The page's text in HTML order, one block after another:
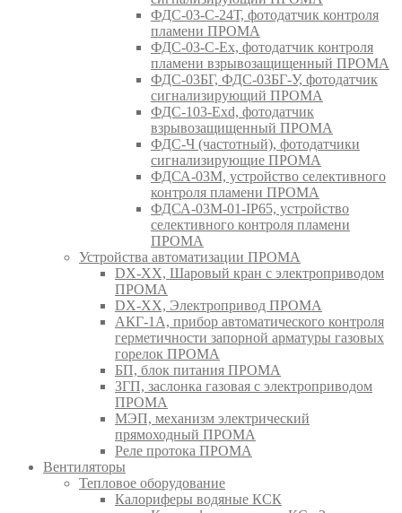
ФДС-03-С-24Т, фотодатчик контроля
пламени ПРОМА
ФДС-03-С-Ex, фотодатчик контроля
пламени взрывозащищенный ПРОМА
ФДС-03БГ, ФДС-03БГ-У, фотодатчик
сигнализирующий ПРОМА
ФДС-103-Ехd, фотодатчик
взрывозащищенный ПРОМА
ФДС-Ч (частотный), фотодатчики
сигнализирующие ПРОМА
ФДСА-03М, устройство селективного
контроля пламени ПРОМА
ФДСА-03М-01-IP65, устройство
селективного контроля пламени
ПРОМА
Устройства автоматизации ПРОМА
DX-XX, Шаровый кран c электроприводом
ПРОМА
DX-XX, Электропривод ПРОМА
АКГ-1А, прибор автоматического контроля
герметичности запорной арматуры газовых
горелок ПРОМА
БП, блок питания ПРОМА
ЗГП, заслонка газовая с электроприводом
ПРОМА
МЭП, механизм электрический
прямоходный ПРОМА
Реле протока ПРОМА
Вентиляторы
Тепловое оборудование
Калориферы водяные КСК